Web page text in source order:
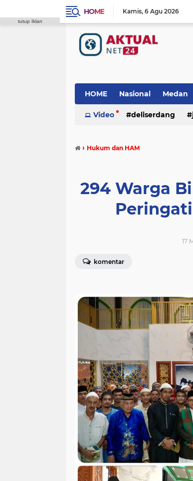
HOME Kamis 6 Agu 2026
HOME Nasional Medan
Video deliserdang
› Hukum dan HAM
294 Warga
17
komentar
tutup Iklan